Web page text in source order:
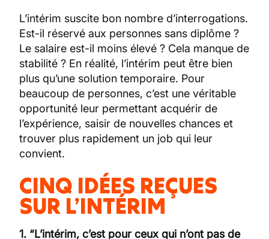
L’intérim suscite bon nombre d’interrogations.
Est-il réservé aux personnes sans diplôme ?
Le salaire est-il moins élevé ? Cela manque de
stabilité ? En réalité, l’intérim peut être bien
plus qu’une solution temporaire. Pour
beaucoup de personnes, c’est une véritable
opportunité leur permettant acquérir de
l’expérience, saisir de nouvelles chances et
trouver plus rapidement un job qui leur
convient.
CINQ IDÉES REÇUES
SUR L’INTÉRIM
1. “L’intérim, c’est pour ceux qui n’ont pas de